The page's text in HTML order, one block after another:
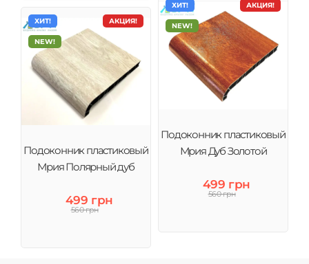
АКЦИЯ!
ХИТ!
NEW!
Подоконник пластиковый
Мрия Дуб Золотой
499 грн
560 грн
АКЦИЯ!
ХИТ!
NEW!
Подоконник пластиковый
Мрия Полярный дуб
499 грн
560 грн